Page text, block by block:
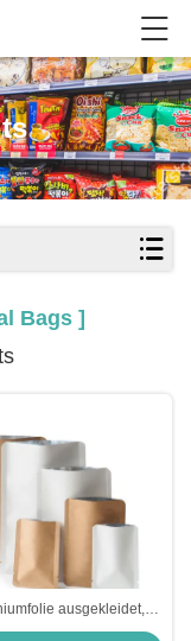
Bags ]
ausgekleidet,
Kraftpapier, 3-